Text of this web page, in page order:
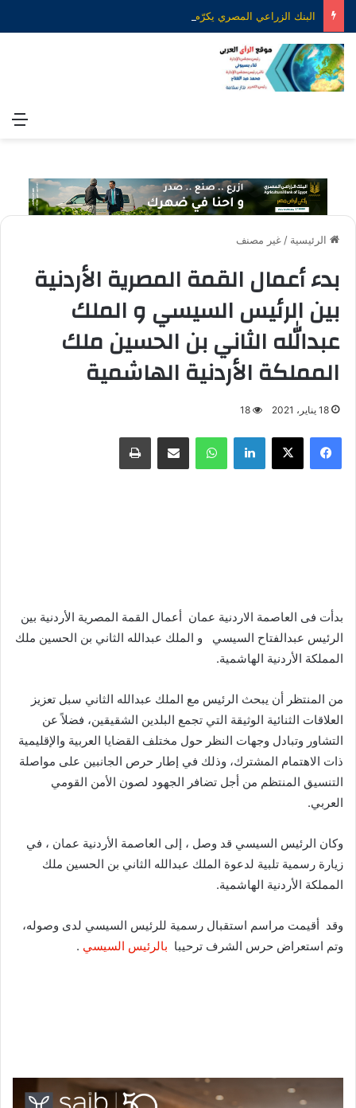
الرئيسية /غير مصنف
بدء أعمال القمة المصرية الأردنية
بين الرئيس السيسي و الملك
عبدالله الثاني بن الحسين ملك
المملكة الأردنية الهاشمية
18 يناير، 2021 18
فيسبوك X لينكدإن واتساب مشاركة عبر البريد طباعة
بدأت فى العاصمة الاردنية عمان أعمال القمة المصرية الأردنية بين
الرئيس عبدالفتاح السيسي و الملك عبدالله الثاني بن الحسين ملك
المملكة الأردنية الهاشمية.
من المنتظر أن يبحث الرئيس مع الملك عبدالله الثاني سبل تعزيز
العلاقات الثنائية الوثيقة التي تجمع البلدين الشقيقين، فضلاً عن
التشاور وتبادل وجهات النظر حول مختلف القضايا العربية والإقليمية
ذات الاهتمام المشترك، وذلك في إطار حرص الجانبين على مواصلة
التنسيق المنتظم من أجل تضافر الجهود لصون الأمن القومي
العربي.
وكان الرئيس السيسي قد وصل ، إلى العاصمة الأردنية عمان ، في
زيارة رسمية تلبية لدعوة الملك عبدالله الثاني بن الحسين ملك
المملكة الأردنية الهاشمية.
وقد أقيمت مراسم استقبال رسمية للرئيس السيسي لدى وصوله،
وتم استعراض حرس الشرف ترحيبا بالرئيس السيسي .